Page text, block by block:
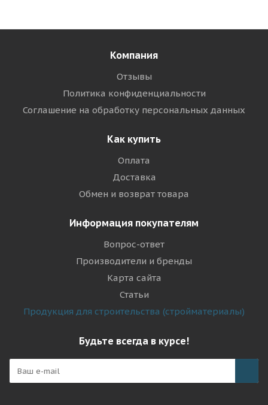
Компания
Отзывы
Политика конфиденциальности
Соглашение на обработку персональных данных
Как купить
Оплата
Доставка
Обмен и возврат товара
Информация покупателям
Вопрос-ответ
Производители и бренды
Карта сайта
Статьи
Продукция для строительства (стройматериалы)
Будьте всегда в курсе!